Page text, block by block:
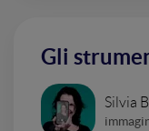
Gli
Silvia